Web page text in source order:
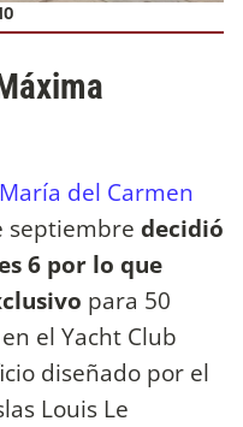
María del Carmen
septiembre decidió
6 por lo que
para 50
el Yacht Club
diseñado por el
Louis Le